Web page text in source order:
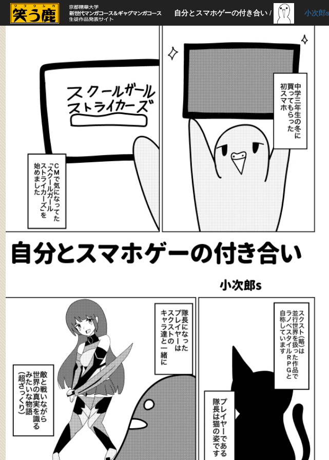
自分とスマホゲーの付き合い / 小次郎s